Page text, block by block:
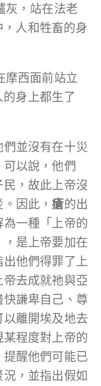
灰，站在法老
人和牲畜的身
摩西面前站立
身上都生了
並沒有在十災
可以說，他們
，故此上帝沒
因此， 瘡的出
一種「上帝的
是上帝要加在
他們得罪了上
去成就祂與亞
謙卑自己、尊
離開埃及地去
某程度對上帝的
醒他們可能已
，並指出假如